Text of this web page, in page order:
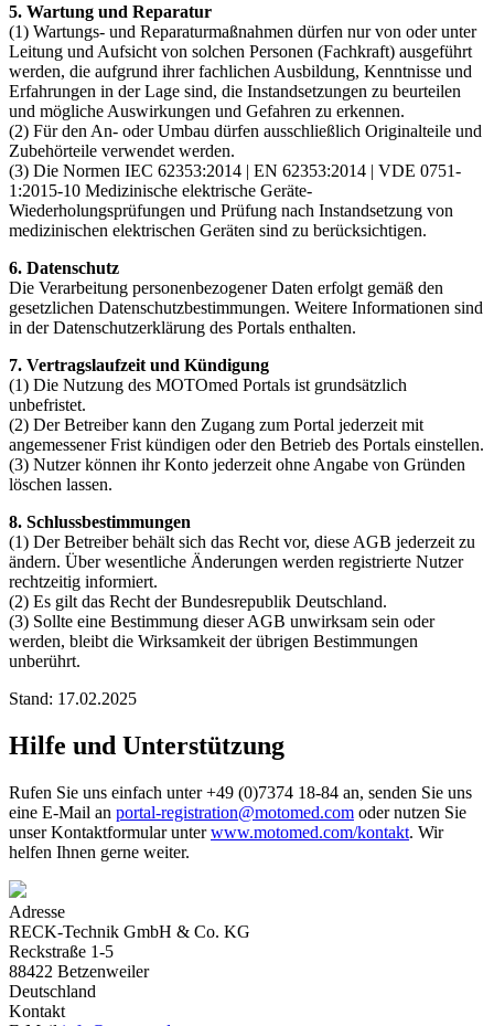
5. Wartung und Reparatur
(1) Wartungs- und Reparaturmaßnahmen dürfen nur von oder unter
Leitung und Aufsicht von solchen Personen (Fachkraft) ausgeführt
werden, die aufgrund ihrer fachlichen Ausbildung, Kenntnisse und
Erfahrungen in der Lage sind, die Instandsetzungen zu beurteilen
und mögliche Auswirkungen und Gefahren zu erkennen.
(2) Für den An- oder Umbau dürfen ausschließlich Originalteile und
Zubehörteile verwendet werden.
(3) Die Normen IEC 62353:2014 | EN 62353:2014 | VDE 0751-
1:2015-10 Medizinische elektrische Geräte-
Wiederholungsprüfungen und Prüfung nach Instandsetzung von
medizinischen elektrischen Geräten sind zu berücksichtigen.
6. Datenschutz
Die Verarbeitung personenbezogener Daten erfolgt gemäß den
gesetzlichen Datenschutzbestimmungen. Weitere Informationen sind
in der Datenschutzerklärung des Portals enthalten.
7. Vertragslaufzeit und Kündigung
(1) Die Nutzung des MOTOmed Portals ist grundsätzlich
unbefristet.
(2) Der Betreiber kann den Zugang zum Portal jederzeit mit
angemessener Frist kündigen oder den Betrieb des Portals einstellen.
(3) Nutzer können ihr Konto jederzeit ohne Angabe von Gründen
löschen lassen.
8. Schlussbestimmungen
(1) Der Betreiber behält sich das Recht vor, diese AGB jederzeit zu
ändern. Über wesentliche Änderungen werden registrierte Nutzer
rechtzeitig informiert.
(2) Es gilt das Recht der Bundesrepublik Deutschland.
(3) Sollte eine Bestimmung dieser AGB unwirksam sein oder
werden, bleibt die Wirksamkeit der übrigen Bestimmungen
unberührt.
Stand: 17.02.2025
Hilfe und Unterstützung
Rufen Sie uns einfach unter +49 (0)7374 18-84 an, senden Sie uns
eine E-Mail an portal-registration@motomed.com oder nutzen Sie
unser Kontaktformular unterwww.motomed.com/kontakt. Wir
helfen Ihnen gerne weiter.
Adresse
RECK-Technik GmbH & Co. KG
Reckstraße 1-5
88422 Betzenweiler
Deutschland
Kontakt